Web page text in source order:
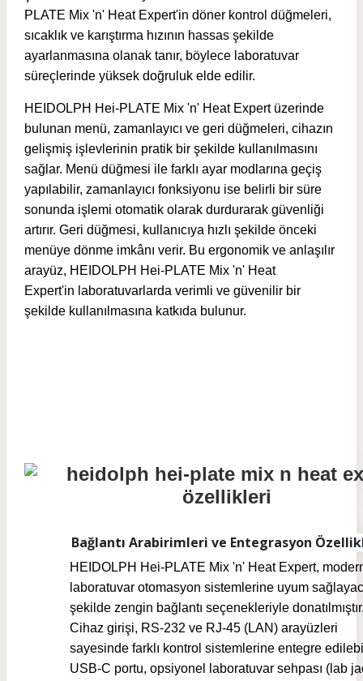
PLATE Mix 'n' Heat Expert'in döner kontrol düğmeleri,
sıcaklık ve karıştırma hızının hassas şekilde
ayarlanmasına olanak tanır, böylece laboratuvar
süreçlerinde yüksek doğruluk elde edilir.
HEIDOLPH Hei-PLATE Mix 'n' Heat Expert üzerinde
bulunan menü, zamanlayıcı ve geri düğmeleri, cihazın
gelişmiş işlevlerinin pratik bir şekilde kullanılmasını
sağlar. Menü düğmesi ile farklı ayar modlarına geçiş
yapılabilir, zamanlayıcı fonksiyonu ise belirli bir süre
sonunda işlemi otomatik olarak durdurarak güvenliği
artırır. Geri düğmesi, kullanıcıya hızlı şekilde önceki
menüye dönme imkânı verir. Bu ergonomik ve anlaşılır
arayüz, HEIDOLPH Hei-PLATE Mix 'n' Heat
Expert'in laboratuvarlarda verimli ve güvenilir bir
şekilde kullanılmasına katkıda bulunur.
Bağlantı Arabirimleri ve Entegrasyon
HEIDOLPH Hei-PLATE Mix 'n' Heat Expert,
laboratuvar otomasyon sistemlerine uyum
şekilde zengin bağlantı seçenekleriyle
Cihaz girişi, RS-232 ve RJ-45 (LAN) arayüzleri
sayesinde farklı kontrol sistemlerine entegre
USB-C portu, opsiyonel laboratuvar sehpası (lab